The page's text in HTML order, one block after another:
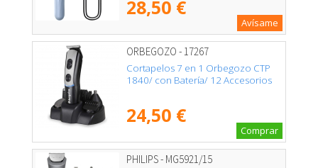
28,50 €
Avísame
ORBEGOZO - 17267
Cortapelos 7 en 1 Orbegozo CTP
1840/ con Batería/ 12 Accesorios
24,50 €
Comprar
PHILIPS - MG5921/15